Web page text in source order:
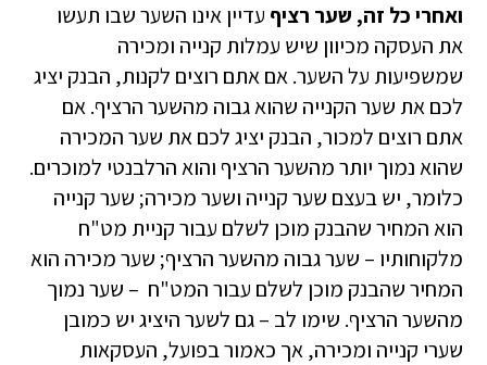
ואחרי כל זה, שער רציף עדיין אינו השער שבו תעשו
את העסקה מכיוון שיש עמלות קנייה ומכירה
שמשפיעות על השער. אם אתם רוצים לקנות, הבנק יציג
לכם את שער הקנייה שהוא גבוה מהשער הרציף. אם
אתם רוצים למכור, הבנק יציג לכם את שער המכירה
שהוא נמוך יותר מהשער הרציף והוא הרלבנטי למוכרים.
כלומר, יש בעצם שער קנייה ושער מכירה; שער קנייה
הוא המחיר שהבנק מוכן לשלם עבור קניית מט"ח
מלקוחותיו – שער גבוה מהשער הרציף; שער מכירה הוא
המחיר שהבנק מוכן לשלם עבור המט"ח – שער נמוך
מהשער הרציף. שימו לב – גם לשער היציג יש כמובן
שערי קנייה ומכירה, אך כאמור בפועל, העסקאות